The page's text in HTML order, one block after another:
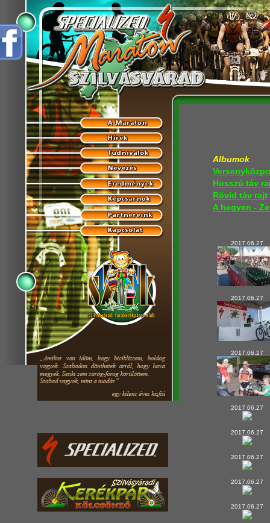
Albumok
Hosszú táv
Rövid táv rajt
A hegyen -
2017.06.27
2017.06.27
2017.06.27
2017.06.27
2017.06.27
2017.06.27
2017.06.27
2017.06.27